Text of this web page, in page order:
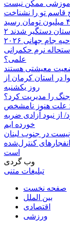
آموزشی ممکن نیست
تو را نشناخت
دستگیر شدند
جام جهانی ۲۰۲۶
نرم حکمرانی
علمی؟
معیشتی هستند
استان کرمان از
روز یکشنبه
را مدیریت کرد؟
علت هنوز نامشخص
از نبود آزادی ضربه
خورده ایم
کنترل‌شده
است
وب گردی
تبلیغات متنی
صفحه نخست
بین الملل
اقتصادی
ورزشی